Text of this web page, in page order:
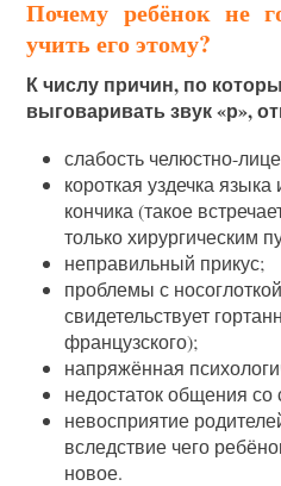
Почему ребёнок не
учить его этому?
К числу причин, по
выговаривать звук «р»,
слабость челюстно-
короткая уздечка
кончика (такое
только хирургическим
неправильный прикус;
проблемы с
свидетельствует
французского);
напряжённая
недостаток общения со
невосприятие
вследствие чего
новое.